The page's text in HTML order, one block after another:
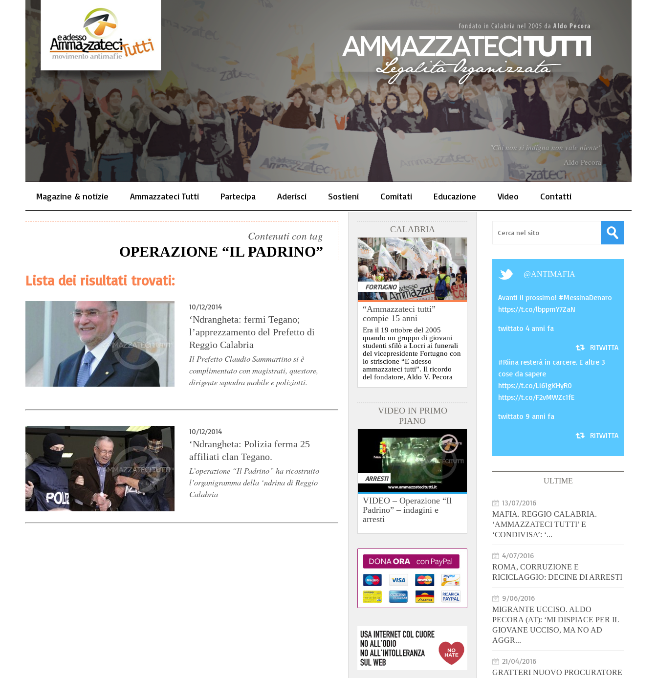
"Chi non si indigna non vale niente"
Aldo Pecora
Magazine & notizie Ammazzateci Tutti Partecipa Aderisci Sostieni Comitati Educazione Video Contatti
Contenuti con tag
OPERAZIONE “IL PADRINO”
Lista dei risultati trovati:
10/12/2014
‘Ndrangheta: fermi Tegano;
l’apprezzamento del Prefetto di
Reggio Calabria
Il Prefetto Claudio Sammartino si è
complimentato con magistrati, questore,
dirigente squadra mobile e poliziotti.
10/12/2014
‘Ndrangheta: Polizia ferma 25
affiliati clan Tegano.
L’operazione “Il Padrino” ha ricostruito
l’organigramma della ‘ndrina di Reggio
Calabria
CALABRIA
FORTUGNO
“Ammazzateci tutti”
compie 15 anni
Era il 19 ottobre del 2005
quando un gruppo di giovani
studenti sfilò a Locri ai funerali
del vicepresidente Fortugno con
lo striscione “E adesso
ammazzateci tutti”. Il ricordo
del fondatore, Aldo V. Pecora
VIDEO IN PRIMO
PIANO
ARRESTI
VIDEO – Operazione “Il
Padrino” – indagini e
arresti
@ANTIMAFIA
Avanti il prossimo! #MessinaDenaro
https://t.co/lbppmY7ZaN
twittato 4 anni fa
RITWITTA
#Riina resterà in carcere. E altre 3
cose da sapere
https://t.co/Li61gKHyR0
https://t.co/F2vMWZc1fE
twittato 9 anni fa
RITWITTA
ULTIME
13/07/2016
MAFIA. REGGIO CALABRIA.
‘AMMAZZATECI TUTTI’ E
‘CONDIVISA’: ‘...
4/07/2016
ROMA, CORRUZIONE E
RICICLAGGIO: DECINE DI ARRESTI
9/06/2016
MIGRANTE UCCISO. ALDO
PECORA (AT): ‘MI DISPIACE PER IL
GIOVANE UCCISO, MA NO AD
AGGR...
21/04/2016
GRATTERI NUOVO PROCURATORE